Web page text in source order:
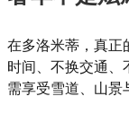
在多洛米蒂，真正
时间、不换交通、
需享受雪道、山景